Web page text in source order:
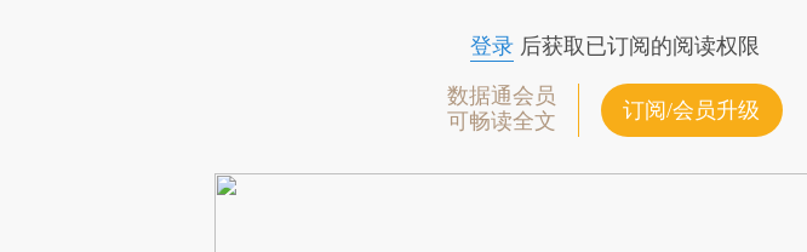
登录后获取已订阅的阅读权限
数据通会员
可畅读全文
订阅/会员升级